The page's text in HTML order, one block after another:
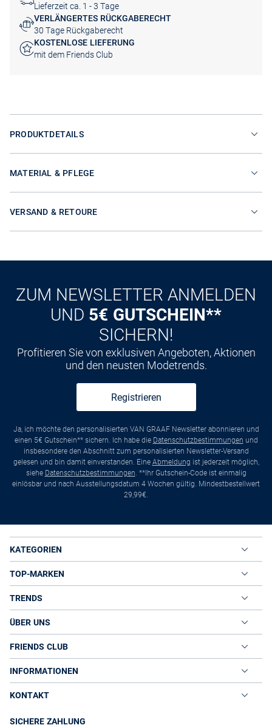
Lieferzeit ca. 1 - 3 Tage
VERLÄNGERTES RÜCKGABERECHT
30 Tage Rückgaberecht
KOSTENLOSE LIEFERUNG
mit dem Friends Club
PRODUKTDETAILS
MATERIAL & PFLEGE
VERSAND & RETOURE
ZUM NEWSLETTER ANMELDEN
UND 5€ GUTSCHEIN**
SICHERN!
Profitieren Sie von exklusiven Angeboten, Aktionen
und den neusten Modetrends.
Registrieren
Ja, ich möchte den personalisierten VAN GRAAF Newsletter abonnieren und
einen 5€ Gutschein** sichern. Ich habe die Datenschutzbestimmungen und
insbesondere den Abschnitt zum personalisierten Newsletter-Versand
gelesen und bin damit einverstanden. Eine Abmeldung ist jederzeit möglich,
siehe Datenschutzbestimmungen. **Ihr Gutschein-Code ist einmalig
einlösbar und nach Ausstellungsdatum 4 Wochen gültig. Mindestbestellwert
29,99€.
KATEGORIEN
TOP-MARKEN
TRENDS
ÜBER UNS
FRIENDS CLUB
INFORMATIONEN
KONTAKT
SICHERE ZAHLUNG